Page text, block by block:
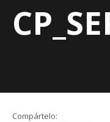
Compártelo: